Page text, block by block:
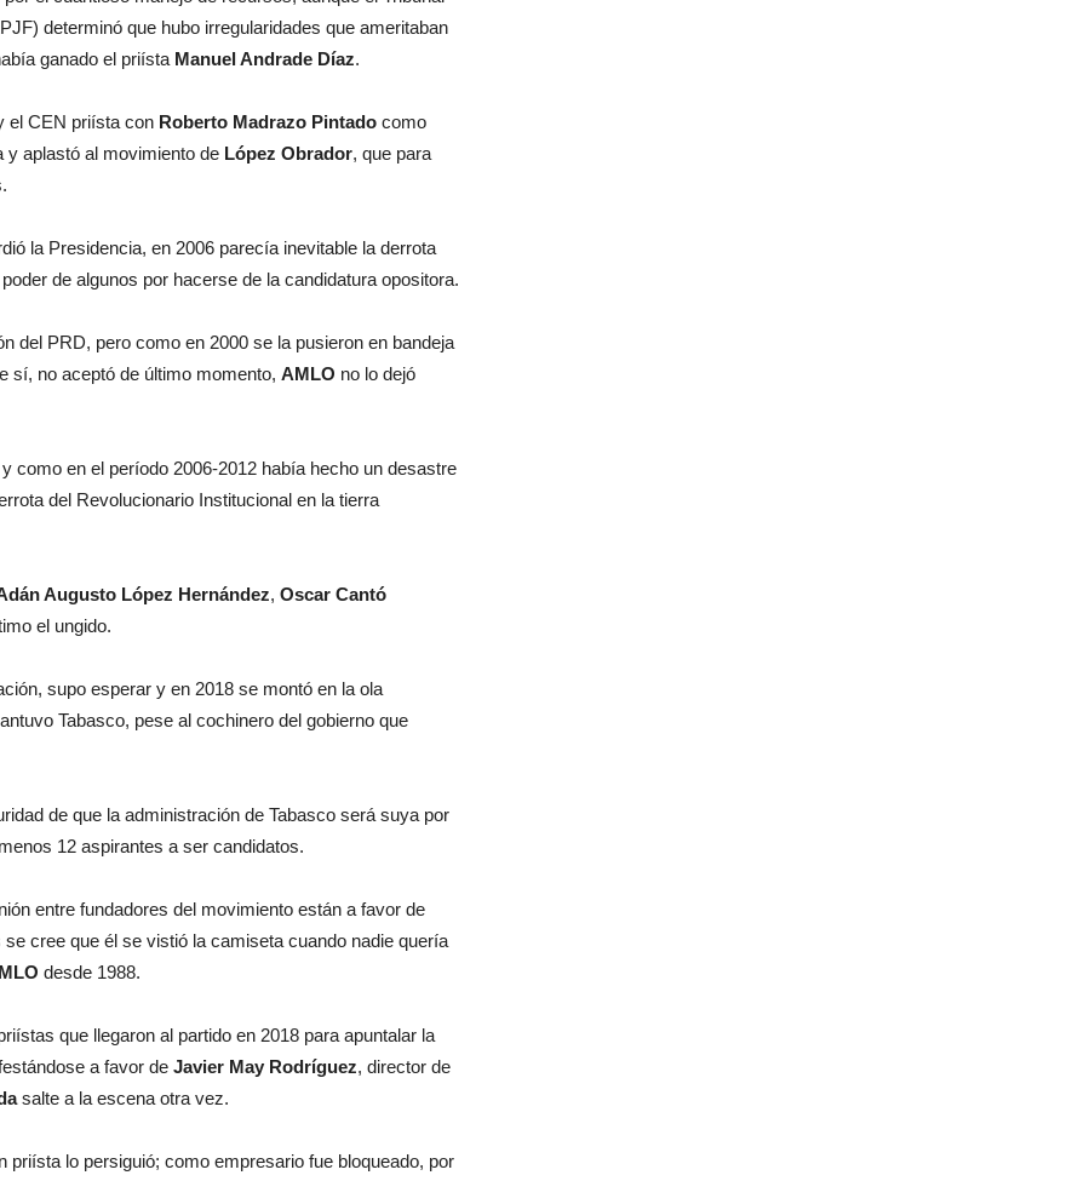
determinó que hubo irregularidades que ameritaban
ganado el priísta Manuel Andrade Díaz.
el CEN priísta con Roberto Madrazo Pintado como
y aplastó al movimiento de López Obrador, que para
la Presidencia, en 2006 parecía inevitable la derrota
de algunos por hacerse de la candidatura opositora.
del PRD, pero como en 2000 se la pusieron en bandeja
sí, no aceptó de último momento, AMLO no lo dejó
y como en el período 2006-2012 había hecho un desastre
del Revolucionario Institucional en la tierra
Augusto López Hernández, Oscar Cantó
el ungido.
supo esperar y en 2018 se montó en la ola
Tabasco, pese al cochinero del gobierno que
de que la administración de Tabasco será suya por
12 aspirantes a ser candidatos.
entre fundadores del movimiento están a favor de
cree que él se vistió la camiseta cuando nadie quería
desde 1988.
que llegaron al partido en 2018 para apuntalar la
a favor de Javier May Rodríguez, director de
salte a la escena otra vez.
priísta lo persiguió; como empresario fue bloqueado, por